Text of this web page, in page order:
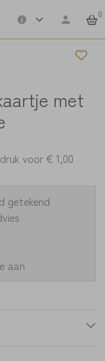
0
met
voor€ 1,00
getekend
aan